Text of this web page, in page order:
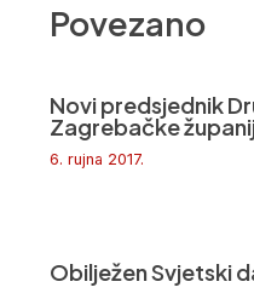
Povezano
Novi predsjednik
Zagrebačke
6. rujna 2017.
Obilježen Svjetski